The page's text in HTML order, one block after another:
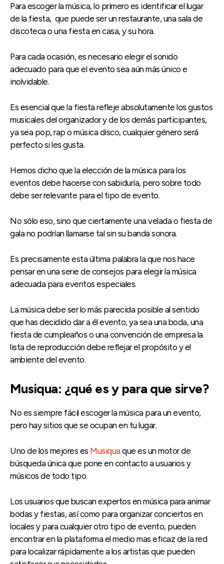
Para escoger la música, lo primero es identificar el lugar
de la fiesta, que puede ser un restaurante, una sala de
discoteca o una fiesta en casa, y su hora.
Para cada ocasión, es necesario elegir el sonido
adecuado para que el evento sea aún más único e
inolvidable.
Es esencial que la fiesta refleje absolutamente los gustos
musicales del organizador y de los demás participantes,
ya sea pop, rap o música disco, cualquier género será
perfecto si les gusta.
Hemos dicho que la elección de la música para los
eventos debe hacerse con sabiduría, pero sobre todo
debe ser relevante para el tipo de evento.
No sólo eso, sino que ciertamente una velada o fiesta de
gala no podrían llamarse tal sin su banda sonora.
Es precisamente esta última palabra la que nos hace
pensar en una serie de consejos para elegir la música
adecuada para eventos especiales.
La música debe ser lo más parecida posible al sentido
que has decidido dar a él evento, ya sea una boda, una
fiesta de cumpleaños o una convención de empresa la
lista de reproducción debe reflejar el propósito y el
ambiente del evento.
Musiqua: ¿qué es y para que sirve?
No es siempre fácil escoger la música para un evento,
pero hay sitios que se ocupan en tu lugar.
Uno de los mejores es Musiqua que es un motor de
búsqueda única que pone en contacto a usuarios y
músicos de todo tipo.
Los usuarios que buscan expertos en música para animar
bodas y fiestas, así como para organizar conciertos en
locales y para cualquier otro tipo de evento, pueden
encontrar en la plataforma el medio mas eficaz de la red
para localizar rápidamente a los artistas que pueden